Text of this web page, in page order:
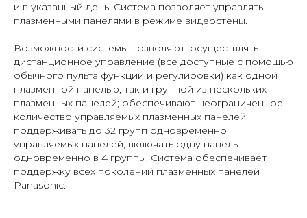
и в указанный день. Система позволяет управлять
плазменными панелями в режиме видеостены.
Возможности системы позволяют: осуществлять
дистанционное управление (все доступные с помощью
обычного пульта функции и регулировки) как одной
плазменной панелью, так и группой из нескольких
плазменных панелей; обеспечивают неограниченное
количество управляемых плазменных панелей;
поддерживать до 32 групп одновременно
управляемых панелей; включать одну панель
одновременно в 4 группы. Система обеспечивает
поддержку всех поколений плазменных панелей
Panasonic.